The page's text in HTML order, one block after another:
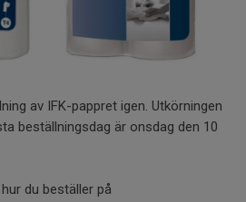
av IFK-pappret igen. Utkörningen
beställningsdag är onsdag den 10
du beställer på